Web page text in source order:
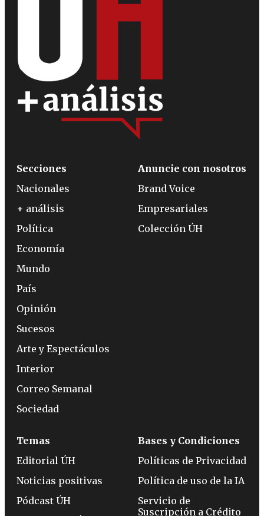
Secciones
Nacionales
+ análisis
Política
Economía
Mundo
País
Opinión
Sucesos
Arte y Espectáculos
Interior
Correo Semanal
Sociedad
Anuncie con nosotros
Brand Voice
Empresariales
Colección ÚH
Temas
Editorial ÚH
Noticias positivas
Pódcast ÚH
Bases y Condiciones
Políticas de Privacidad
Política de uso de la IA
Servicio de
Suscripción a Crédito